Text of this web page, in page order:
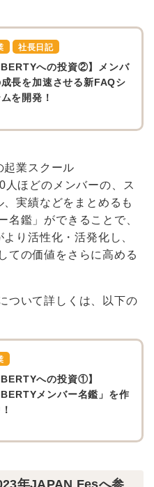
社長日記
への投資②】メンバ
長を加速させる新FAQシ
を開発！
起業スクール
人ほどのメンバーの、ス
実績などをまとめるも
鑑」ができることで、
り活性化・活発化し、
ての価値をさらに高める
ついて詳しくは、以下の
への投資①】
メンバー名鑑」を作